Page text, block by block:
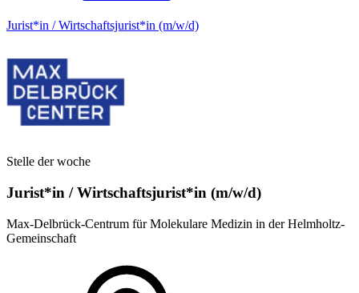
Jurist*in / Wirtschafts­jurist*in (m/w/d)
Stelle der woche
Jurist*in / Wirtschafts­jurist*in (m/w/d)
Max-Delbrück-Centrum für Molekulare Medizin in der Helmholtz-
Gemeinschaft